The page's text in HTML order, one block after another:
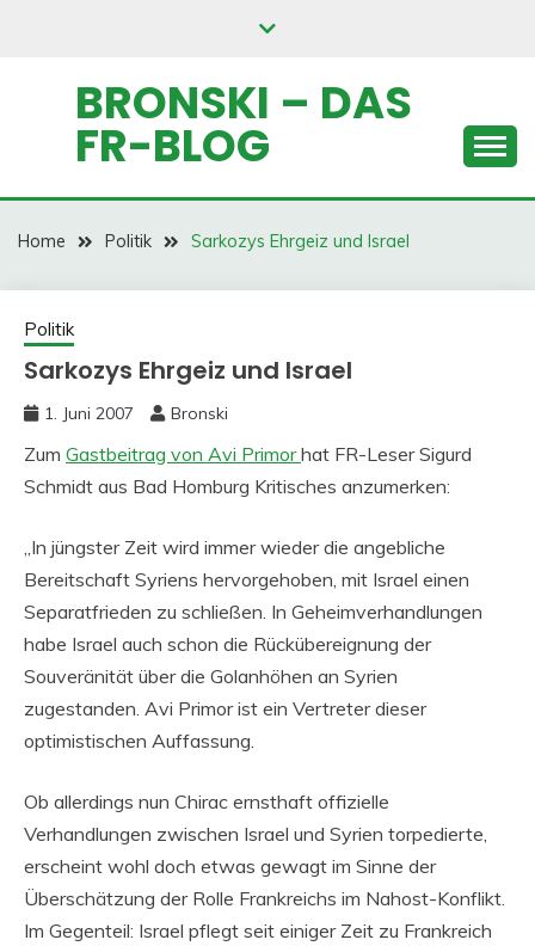
BRONSKI – DAS
FR-BLOG
Home Politik Sarkozys Ehrgeiz und Israel
Politik
Sarkozys Ehrgeiz und Israel
1. Juni 2007 Bronski
Zum Gastbeitrag von Avi Primorhat FR-Leser Sigurd
Schmidt aus Bad Homburg Kritisches anzumerken:
„In jüngster Zeit wird immer wieder die angebliche
Bereitschaft Syriens hervorgehoben, mit Israel einen
Separatfrieden zu schließen. In Geheimverhandlungen
habe Israel auch schon die Rückübereignung der
Souveränität über die Golanhöhen an Syrien
zugestanden. Avi Primor ist ein Vertreter dieser
optimistischen Auffassung.
Ob allerdings nun Chirac ernsthaft offizielle
Verhandlungen zwischen Israel und Syrien torpedierte,
erscheint wohl doch etwas gewagt im Sinne der
Überschätzung der Rolle Frankreichs im Nahost-Konflikt.
Im Gegenteil: Israel pflegt seit einiger Zeit zu Frankreich